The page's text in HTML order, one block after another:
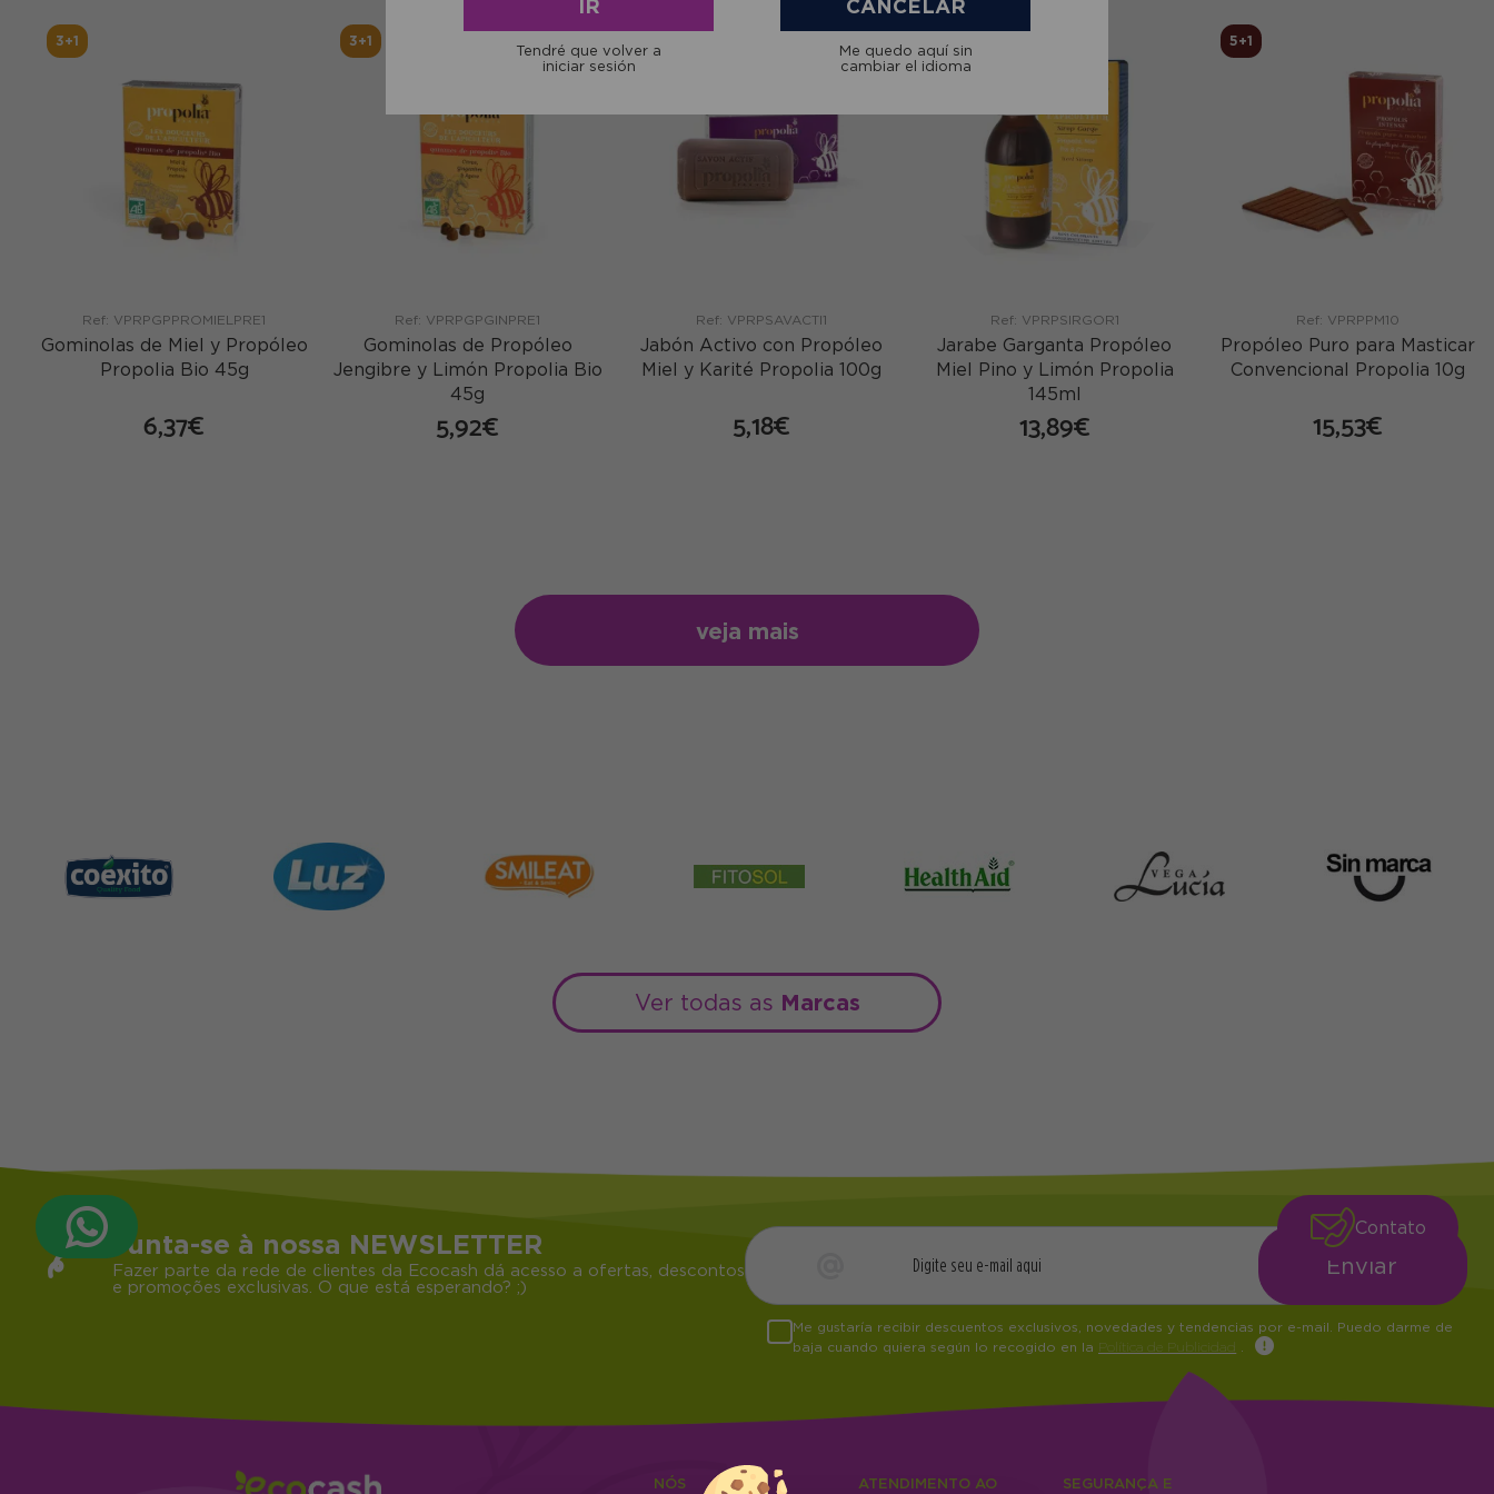
3+1
Ref: VPRPGPPROMIELPRE1
Gominolas de Miel y Propóleo
Propolia Bio 45g
6,37€
3+1
Ref: VPRPGPGINPRE1
Gominolas de Propóleo
Jengibre y Limón Propolia Bio
45g
5,92€
Ref: VPRPSAVACTI1
Jabón Activo con Propóleo
Miel y Karité Propolia 100g
5,18€
Ref: VPRPSIRGOR1
Jarabe Garganta Propóleo
Miel Pino y Limón Propolia
145ml
13,89€
5+1
Ref: VPRPPM10
Propóleo Puro para Masticar
Convencional Propolia 10g
15,53€
veja mais
Ver todas as Marcas
Junta-se à nossa NEWSLETTER
Fazer parte da rede de clientes da Ecocash dá acesso a ofertas, descontos
e promoções exclusivas. O que está esperando? ;)
Me gustaría recibir descuentos exclusivos, novedades y tendencias por e-mail. Puedo darme de
baja cuando quiera según lo recogido en la Política de Publicidad
NÓS ATENDIMENTO AO SEGURANÇA E
Contato
IR
Tendré que volver a
iniciar sesión
CANCELAR
Me quedo aquí sin
cambiar el idioma